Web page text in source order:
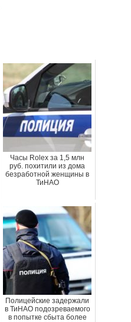
Часы Rolex за 1,5 млн
руб. похитили из дома
безработной женщины в
ТиНАО
Полицейские задержали
в ТиНАО подозреваемого
в попытке сбыта более